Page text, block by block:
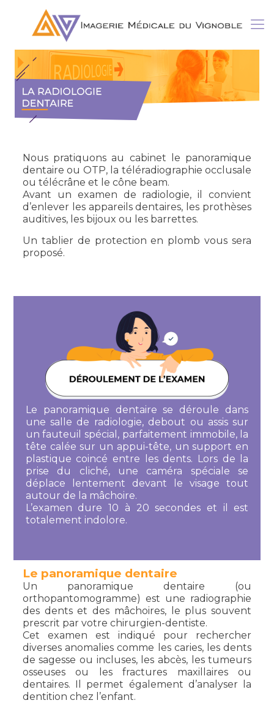
Nous pratiquons au cabinet le panoramique
dentaire ou OTP, la téléradiographie occlusale
ou télécrâne et le cône beam.
Avant un examen de radiologie, il convient
d’enlever les appareils dentaires, les prothèses
auditives, les bijoux ou les barrettes.
Un tablier de protection en plomb vous sera
proposé.
Le panoramique dentaire se déroule dans
une salle de radiologie, debout ou assis sur
un fauteuil spécial, parfaitement immobile, la
tête calée sur un appui-tête, un support en
plastique coincé entre les dents. Lors de la
prise du cliché, une caméra spéciale se
déplace lentement devant le visage tout
autour de la mâchoire.
L’examen dure 10 à 20 secondes et il est
totalement indolore.
Le panoramique dentaire
Un panoramique dentaire (ou
orthopantomogramme) est une radiographie
des dents et des mâchoires, le plus souvent
prescrit par votre chirurgien-dentiste.
Cet examen est indiqué pour rechercher
diverses anomalies comme les caries, les dents
de sagesse ou incluses, les abcès, les tumeurs
osseuses ou les fractures maxillaires ou
dentaires. Il permet également d’analyser la
dentition chez l’enfant.